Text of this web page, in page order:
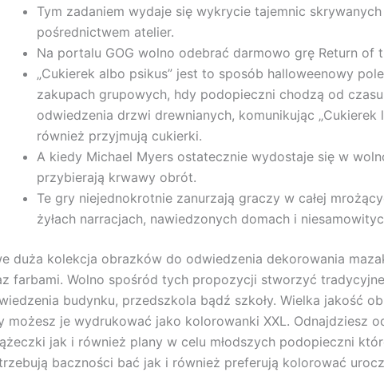
Tym zadaniem wydaje się wykrycie tajemnic skrywanych
pośrednictwem atelier.
Na portalu GOG wolno odebrać darmowo grę Return of
„Cukierek albo psikus” jest to sposób halloweenowy
zakupach grupowych, hdy podopieczni chodzą od
odwiedzenia drzwi drewnianych, komunikując „Cukierek
również przyjmują cukierki.
A kiedy Michael Myers ostatecznie wydostaje się w
przybierają krwawy obrót.
Te gry niejednokrotnie zanurzają graczy w całej
żyłach narracjach, nawiedzonych domach i
duża kolekcja obrazków do odwiedzenia dekorowania
farbami. Wolno spośród tych propozycji stworzyć
budynku, przedszkola bądź szkoły. Wielka jakość
możesz je wydrukować jako kolorowanki XXL. Odnajdziesz
jak i również plany w celu młodszych podopieczni
baczności bać jak i również preferują kolorować